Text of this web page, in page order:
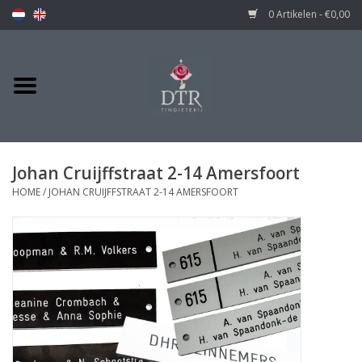
0 Artikelen - €0,00
Johan Cruijffstraat 2-14 Amersfoort
HOME/ JOHAN CRUIJFFSTRAAT 2-14 AMERSFOORT